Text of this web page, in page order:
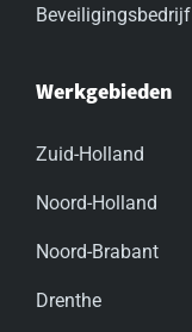
Beveiligingsbedrijf
Werkgebieden
Zuid-Holland
Noord-Holland
Noord-Brabant
Drenthe